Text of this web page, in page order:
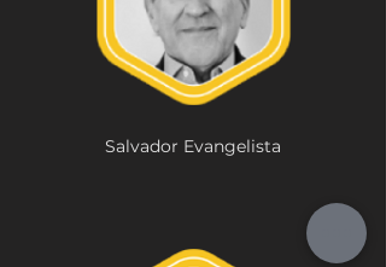
Salvador Evangelista